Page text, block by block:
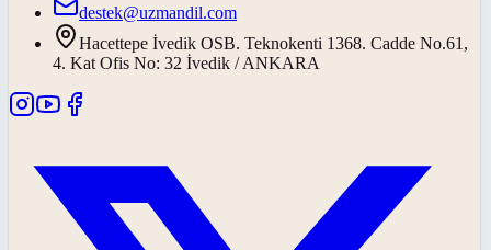
destek@uzmandil.com
Hacettepe İvedik OSB. Teknokenti 1368. Cadde No.61,
4. Kat Ofis No: 32 İvedik / ANKARA